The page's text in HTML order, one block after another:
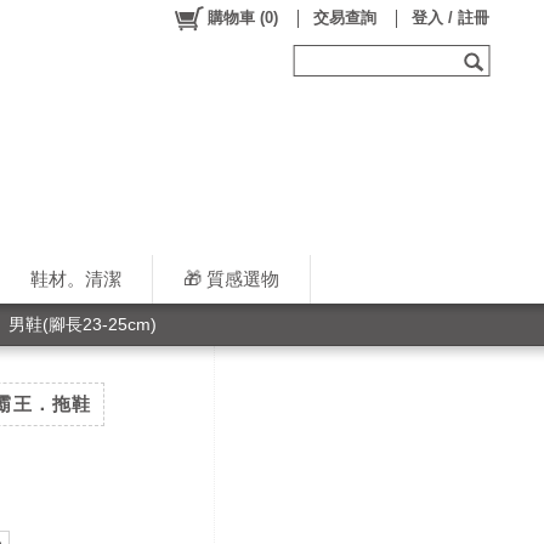
鞋材。清潔 🎁 質感選物
購物車 (0) 交易查詢 登入 / 註冊
男鞋(腳長23-25cm)
王．拖鞋